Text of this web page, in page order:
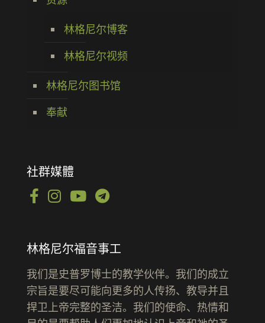
林格尼尔博客
林格尼尔视频
林格尼尔图书馆
奉献
社群媒體
林格尼尔福音事工
我们是史普罗博士的教学伙伴。我们的成立
宗旨是要尽可能向更多的人传扬、教导并且
捍卫上帝完整的圣洁。我们的使命、热情和